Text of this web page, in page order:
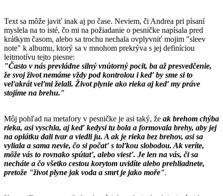
Text sa môže javiť inak aj po čase. Neviem, či Andrea pri písaní
myslela na to isté, čo mi na požiadanie o pesničke napísala pred
krátkym časom, alebo sa trochu nechala ovplyvniť mojim "sleev
note" k albumu, ktorý sa v mnohom prekrýva s jej definíciou
leitmotívu tejto piesne:
"Často v nás prevládne silný vnútorný pocit, ba až presvedčenie,
že svoj život nemáme vždy pod kontrolou i keď by sme si to
veľakrát veľmi želali. Život plynie ako rieka aj keď my práve
stojíme na brehu."
Môj pohľad na metafory v pesničke je asi taký, že ak brehom chýba
rieka, asi vyschla, aj keď kedysi tu bola a formovala brehy, aby jej
na oplátku dali tvar a viedli ju. A ak je rieka bez brehov, asi sa
vyliala a sama nevie, čo si počať s toľkou slobodou. Ak veríte,
môže vás to rovnako spútať, alebo viesť. Je len na vás, či sa
necháte a čo všetko cestou korytom uvidíte alebo prehliadnete,
pretože "život plyne jak voda a smrt je jako moře".